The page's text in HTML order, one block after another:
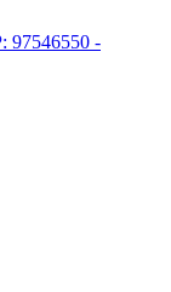
97546550 -